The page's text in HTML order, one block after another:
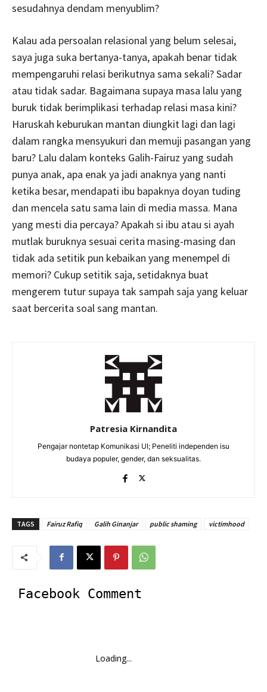
sesudahnya dendam menyublim?
Kalau ada persoalan relasional yang belum selesai,
saya juga suka bertanya-tanya, apakah benar tidak
mempengaruhi relasi berikutnya sama sekali? Sadar
atau tidak sadar. Bagaimana supaya masa lalu yang
buruk tidak berimplikasi terhadap relasi masa kini?
Haruskah keburukan mantan diungkit lagi dan lagi
dalam rangka mensyukuri dan memuji pasangan yang
baru? Lalu dalam konteks Galih-Fairuz yang sudah
punya anak, apa enak ya jadi anaknya yang nanti
ketika besar, mendapati ibu bapaknya doyan tuding
dan mencela satu sama lain di media massa. Mana
yang mesti dia percaya? Apakah si ibu atau si ayah
mutlak buruknya sesuai cerita masing-masing dan
tidak ada setitik pun kebaikan yang menempel di
memori? Cukup setitik saja, setidaknya buat
mengerem tutur supaya tak sampah saja yang keluar
saat bercerita soal sang mantan.
Patresia Kirnandita
Pengajar nontetap Komunikasi UI; Peneliti independen isu
budaya populer, gender, dan seksualitas.
TAGS Fairuz Rafiq Galih Ginanjar public shaming victimhood
Facebook Comment
Loading...